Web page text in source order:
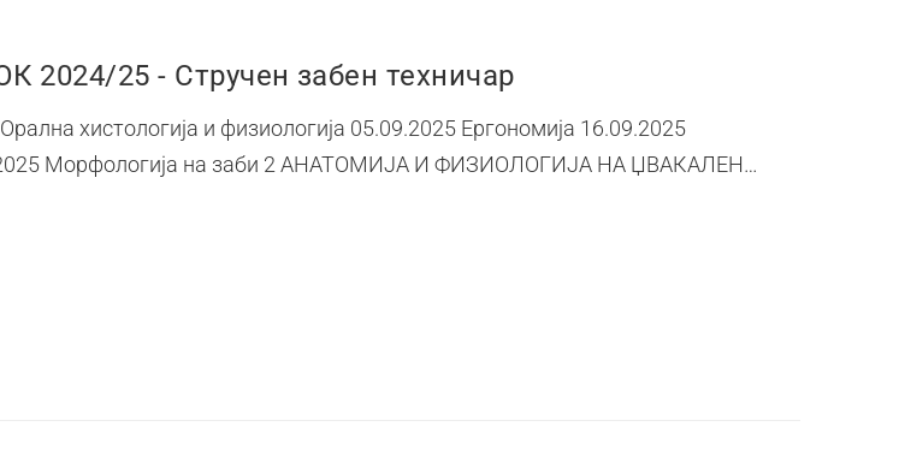
25 - Стручен забен техничар
хистологија и физиологија 05.09.2025 Ергономија 16.09.2025
Морфологија на заби 2 АНАТОМИЈА И ФИЗИОЛОГИЈА НА ЏВАКАЛЕН…